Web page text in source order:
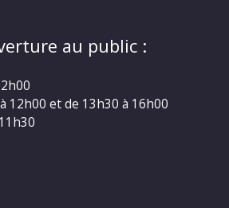
au public :
12h00 et de 13h30 à 16h00